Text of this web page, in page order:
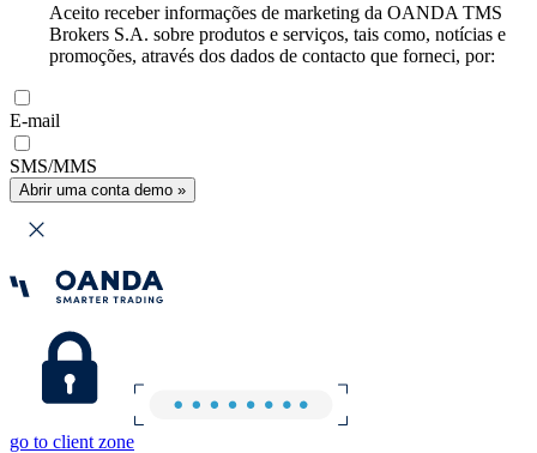
Aceito receber informações de marketing da OANDA TMS
Brokers S.A. sobre produtos e serviços, tais como, notícias e
promoções, através dos dados de contacto que forneci, por:
E-mail
SMS/MMS
Abrir uma conta demo »
go to client zone